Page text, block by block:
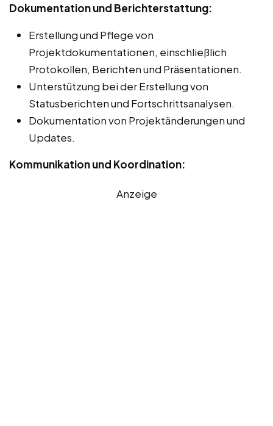
Dokumentation und Berichterstattung:
Erstellung und Pflege von
Projektdokumentationen, einschließlich
Protokollen, Berichten und Präsentationen.
Unterstützung bei der Erstellung von
Statusberichten und Fortschrittsanalysen.
Dokumentation von Projektänderungen und
Updates.
Kommunikation und Koordination:
Anzeige